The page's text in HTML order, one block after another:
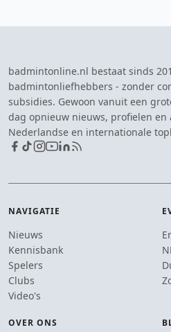
badmintonline.nl bestaat sinds
badmintonliefhebbers - zonder
subsidies. Gewoon vanuit een
dag opnieuw nieuws, profielen
Nederlandse en internationale
NAVIGATIE
Nieuws
Kennisbank
Spelers
Clubs
Video's
OVER ONS